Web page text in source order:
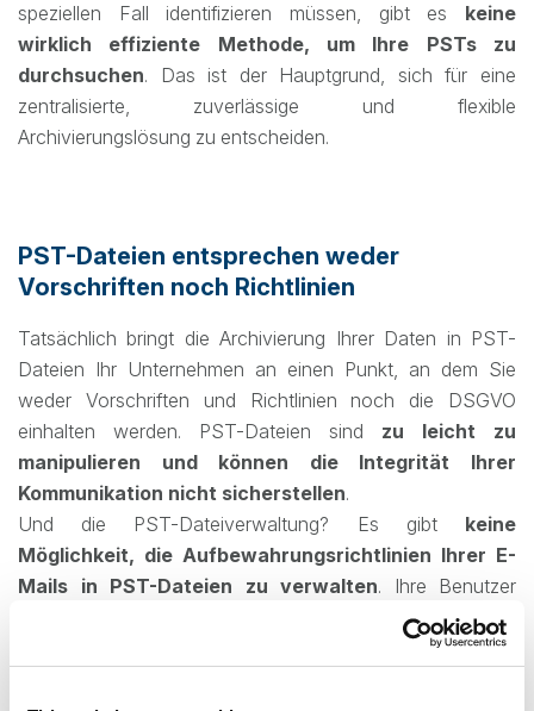
speziellen Fall identifizieren müssen, gibt es keine
wirklich effiziente Methode, um Ihre PSTs zu
durchsuchen. Das ist der Hauptgrund, sich für eine
zentralisierte, zuverlässige und flexible
Archivierungslösung zu entscheiden.
PST-Dateien entsprechen weder
Vorschriften noch Richtlinien
Tatsächlich bringt die Archivierung Ihrer Daten in PST-
Dateien Ihr Unternehmen an einen Punkt, an dem Sie
weder Vorschriften und Richtlinien noch die DSGVO
einhalten werden. PST-Dateien sind zu leicht zu
manipulieren und können die Integrität Ihrer
Kommunikation nicht sicherstellen.
Und die PST-Dateiverwaltung? Es gibt keine
Möglichkeit, die Aufbewahrungsrichtlinien Ihrer E-
Mails in PST-Dateien zu verwalten. Ihre Benutzer
können absichtlich oder versehentlich E-Mails in PST-
Dateien löschen. Wenn diese E-Mails bestimmten